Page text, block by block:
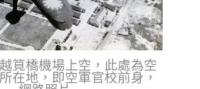
筧橋機場上空，此處為空
在地，即空軍官校前身，